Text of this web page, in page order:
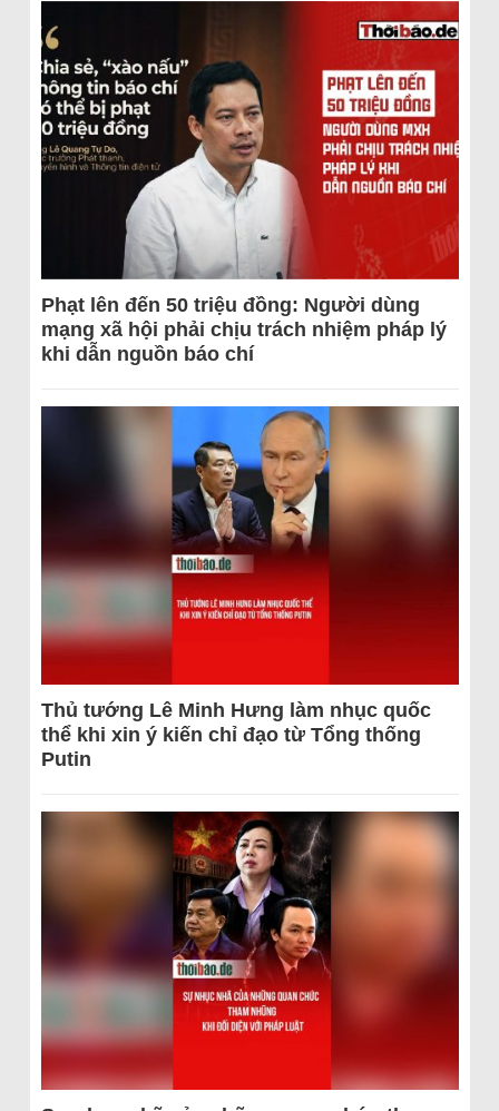
Phạt lên đến 50 triệu đồng: Người dùng
mạng xã hội phải chịu trách nhiệm pháp lý
khi dẫn nguồn báo chí
Thủ tướng Lê Minh Hưng làm nhục quốc
thể khi xin ý kiến chỉ đạo từ Tổng thống
Putin